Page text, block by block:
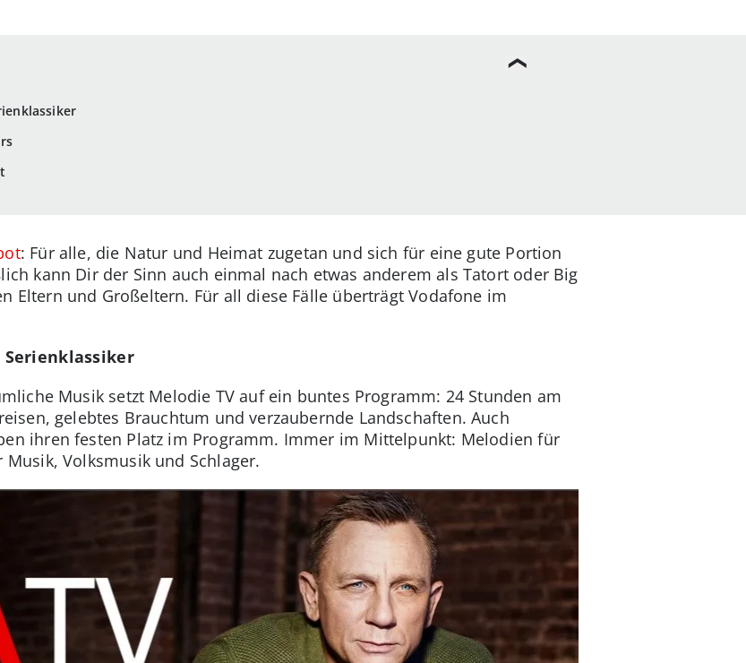
: Für alle, die Natur und Heimat zugetan und sich für eine gute Portion
kann Dir der Sinn auch einmal nach etwas anderem als Tatort oder Big
Eltern und Großeltern. Für all diese Fälle überträgt Vodafone im
Musik setzt Melodie TV auf ein buntes Programm: 24 Stunden am
gelebtes Brauchtum und verzaubernde Landschaften. Auch
ihren festen Platz im Programm. Immer im Mittelpunkt: Melodien für
Volksmusik und Schlager.